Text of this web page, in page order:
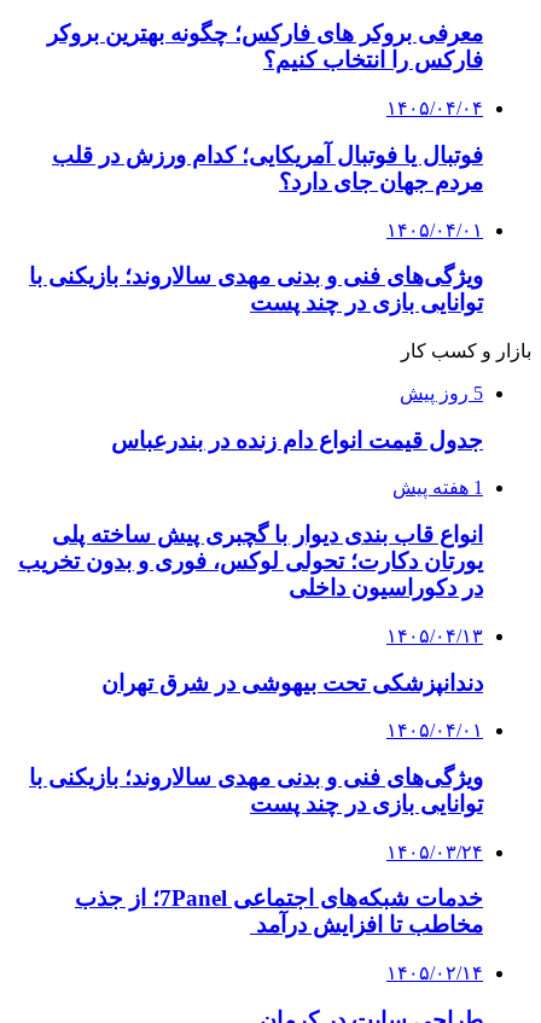
معرفی بروکر های فارکس؛ چگونه بهترین بروکر
فارکس را انتخاب کنیم؟
۱۴۰۵/۰۴/۰۴
فوتبال یا فوتبال آمریکایی؛ کدام ورزش در قلب
مردم جهان جای دارد؟
۱۴۰۵/۰۴/۰۱
ویژگی‌های فنی و بدنی مهدی سالاروند؛ بازیکنی با
توانایی بازی در چند پست
بازار و کسب کار
5 روز پیش
جدول قیمت انواع دام زنده در بندرعباس
1 هفته پیش
انواع قاب بندی دیوار با گچبری پیش ساخته پلی
یورتان دکارت؛ تحولی لوکس، فوری و بدون تخریب
در دکوراسیون داخلی
۱۴۰۵/۰۴/۱۳
دندانپزشکی تحت بیهوشی در شرق تهران
۱۴۰۵/۰۴/۰۱
ویژگی‌های فنی و بدنی مهدی سالاروند؛ بازیکنی با
توانایی بازی در چند پست
۱۴۰۵/۰۳/۲۴
خدمات شبکه‌های اجتماعی 7Panel؛ از جذب
مخاطب تا افزایش درآمد
۱۴۰۵/۰۲/۱۴